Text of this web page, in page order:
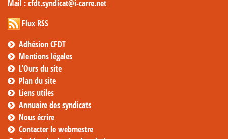
Mail : cfdt.syndicat@i-carre.net
Flux RSS
Adhésion CFDT
Mentions légales
L’Ours du site
Plan du site
Liens utiles
Annuaire des syndicats
Nous écrire
Contacter le webmestre